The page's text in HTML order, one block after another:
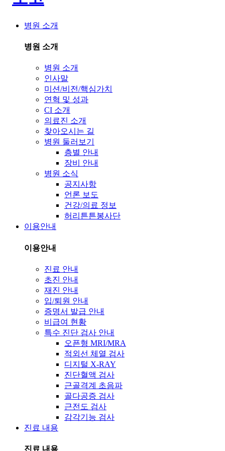
병원 소개
병원 소개
병원 소개
인사말
미션/비전/핵심가치
연혁 및 성과
CI 소개
의료진 소개
찾아오시는 길
병원 둘러보기
층별 안내
장비 안내
병원 소식
공지사항
언론 보도
건강/의료 정보
허리튼튼봉사단
이용안내
이용안내
진료 안내
초진 안내
재진 안내
입/퇴원 안내
증명서 발급 안내
비급여 현황
특수 진단 검사 안내
오픈형 MRI/MRA
적외선 체열 검사
디지털 X-RAY
진단혈액 검사
근골격계 초음파
골다공증 검사
근전도 검사
감각기능 검사
진료 내용
진료 내용